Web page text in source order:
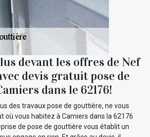
devant les offres de Nef
devis gratuit pose de
dans le 62176!
des travaux pose de gouttière, ne vous
où vous habitez à Camiers dans la 62176
de pose de gouttière vous établit un